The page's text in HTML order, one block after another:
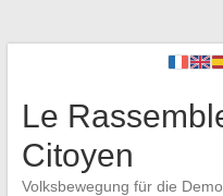
Le
Citoyen
Volksbewegung für die